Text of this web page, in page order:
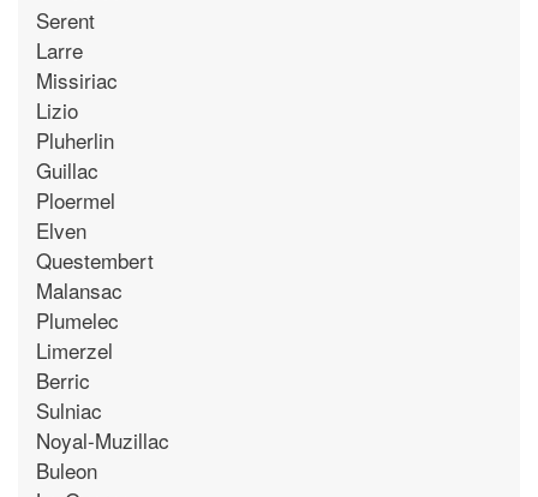
Serent
Larre
Missiriac
Lizio
Pluherlin
Guillac
Ploermel
Elven
Questembert
Malansac
Plumelec
Limerzel
Berric
Sulniac
Noyal-Muzillac
Buleon